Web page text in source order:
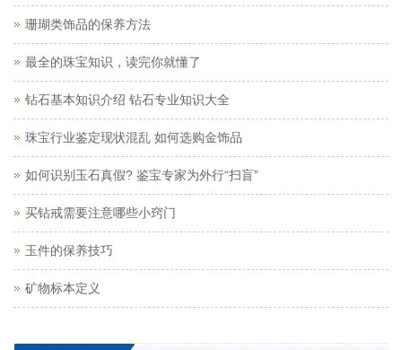
珊瑚类饰品的保养方法
最全的珠宝知识，读完你就懂了
钻石基本知识介绍 钻石专业知识大全
珠宝行业鉴定现状混乱 如何选购金饰品
如何识别玉石真假? 鉴宝专家为外行“扫盲”
买钻戒需要注意哪些小窍门
玉件的保养技巧
矿物标本定义